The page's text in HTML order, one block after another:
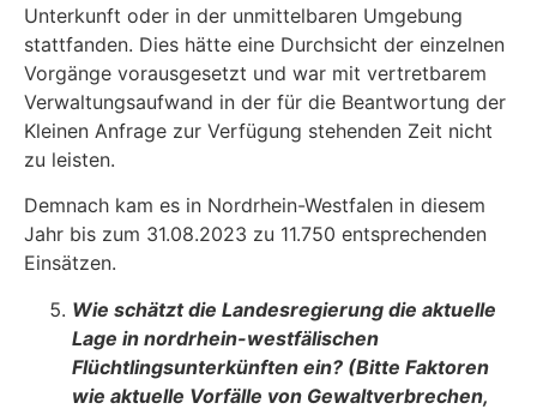
Unterkunft oder in der unmittelbaren Umgebung
stattfanden. Dies hätte eine Durchsicht der einzelnen
Vorgänge vorausgesetzt und war mit vertretbarem
Verwaltungsaufwand in der für die Beantwortung der
Kleinen Anfrage zur Verfügung stehenden Zeit nicht
zu leisten.
Demnach kam es in Nordrhein-Westfalen in diesem
Jahr bis zum 31.08.2023 zu 11.750 ent­sprechenden
Einsätzen.
Wie schätzt die Landesregierung die aktuelle
Lage in nordrhein-westfälischen
Flüchtlingsunterkünften ein? (Bitte Faktoren
wie aktuelle Vorfälle von Gewaltver­brechen,